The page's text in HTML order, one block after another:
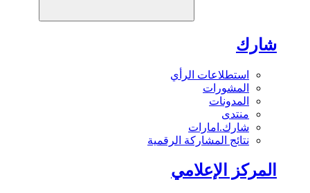
شارك
استطلاعات الرأي
المشورات
المدونات
منتدى
شارك.امارات
نتائج المشاركة الرقمية
المركز الإعلامي